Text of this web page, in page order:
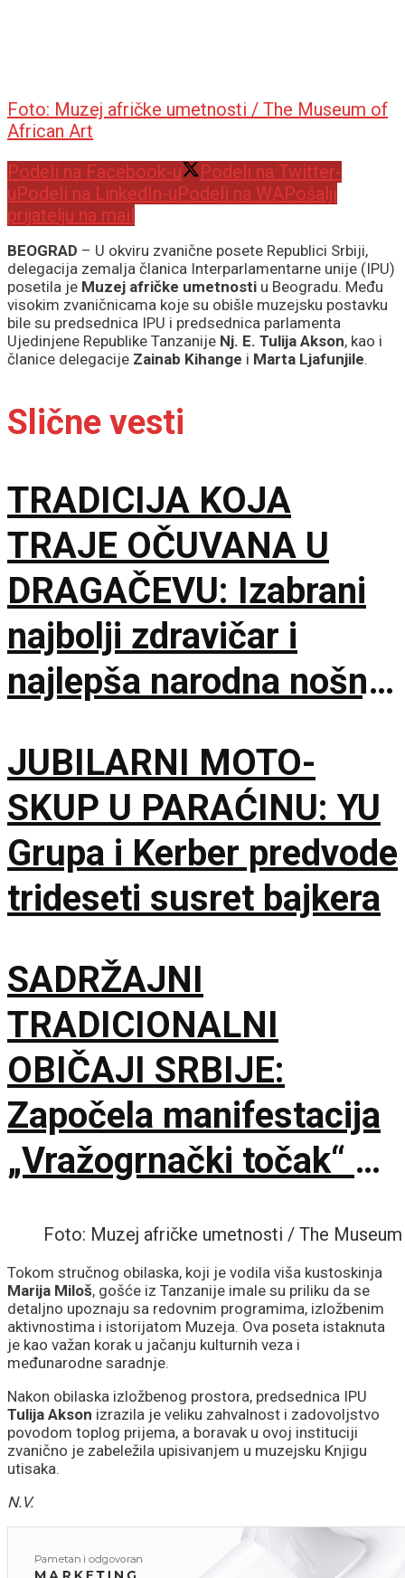
Foto: Muzej afričke umetnosti / The Museum of
African Art
Podeli na Facebook-u
Podeli na Twitter-
u Podeli na LinkedIn-u Podeli na WAPošalji
prijatelju na mail
BEOGRAD – U okviru zvanične posete Republici Srbiji,
delegacija zemalja članica Interparlamentarne unije (IPU)
posetila je Muzej afričke umetnosti u Beogradu. Među
visokim zvaničnicama koje su obišle muzejsku postavku
bile su predsednica IPU i predsednica parlamenta
Ujedinjene Republike Tanzanije Nj. E. Tulija Akson, kao i
članice delegacije Zainab Kihange i Marta Ljafunjile.
Slične vesti
TRADICIJA KOJA
TRAJE OČUVANA U
DRAGAČEVU: Izabrani
najbolji zdravičar i
najlepša narodna nošnja
JUBILARNI MOTO-
SKUP U PARAĆINU: YU
Grupa i Kerber predvode
trideseti susret bajkera
SADRŽAJNI
TRADICIONALNI
OBIČAJI SRBIJE:
Započela manifestacija
„Vražogrnački točak“ u
Trojice
Foto: Muzej afričke umetnosti / The
Tokom stručnog obilaska, koji je vodila viša kustoskinja
Marija Miloš, gošće iz Tanzanije imale su priliku da se
detaljno upoznaju sa redovnim programima, izložbenim
aktivnostima i istorijatom Muzeja. Ova poseta istaknuta
je kao važan korak u jačanju kulturnih veza i
međunarodne saradnje.
Nakon obilaska izložbenog prostora, predsednica IPU
Tulija Akson izrazila je veliku zahvalnost i zadovoljstvo
povodom toplog prijema, a boravak u ovoj instituciji
zvanično je zabeležila upisivanjem u muzejsku Knjigu
utisaka.
N.V.